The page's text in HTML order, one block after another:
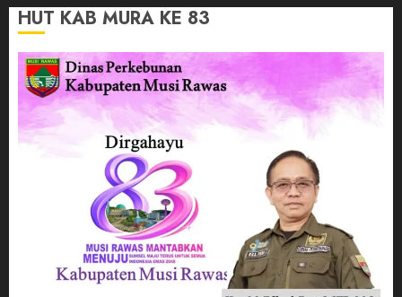
HUT KAB MURA KE 83